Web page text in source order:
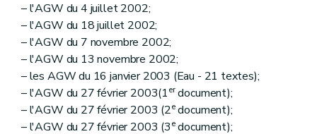
– l'AGW du 4 juillet 2002;
– l'AGW du 18 juillet 2002;
– l'AGW du 7 novembre 2002;
– l'AGW du 13 novembre 2002;
– les AGW du 16 janvier 2003 (Eau - 21 textes);
– l'AGW du 27 février 2003(1erdocument);
– l'AGW du 27 février 2003 (2edocument);
– l'AGW du 27 février 2003 (3edocument);